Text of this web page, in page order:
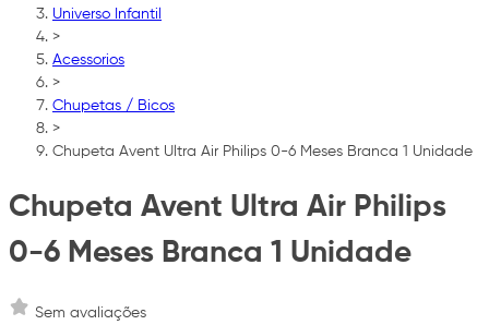
Universo Infantil
>
Acessorios
>
Chupetas / Bicos
>
Chupeta Avent Ultra Air Philips 0-6 Meses Branca 1 Unidade
Chupeta Avent Ultra Air Philips
0-6 Meses Branca 1 Unidade
Sem avaliações